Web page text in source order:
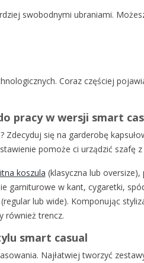
swobodnymi ubraniami.
Coraz częściej
pracy w wersji smart
się na garderobę
pomoże ci urządzić szafę
koszula (klasyczna lub
garniturowe w kant, cygaretki,
lub wide). Komponując
również trencz.
smart casual
Najłatwiej tworzyć